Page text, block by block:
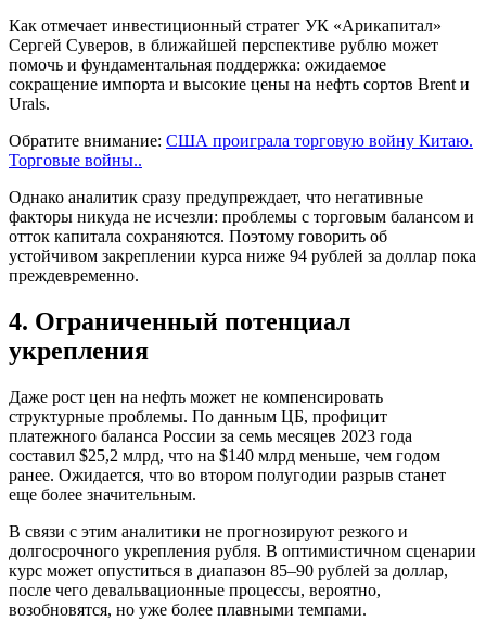
Как отмечает инвестиционный стратег УК «Арикапитал»
Сергей Суверов, в ближайшей перспективе рублю может
помочь и фундаментальная поддержка: ожидаемое
сокращение импорта и высокие цены на нефть сортов Brent и
Urals.
Обратите внимание: США проиграла торговую войну Китаю.
Торговые войны..
Однако аналитик сразу предупреждает, что негативные
факторы никуда не исчезли: проблемы с торговым балансом и
отток капитала сохраняются. Поэтому говорить об
устойчивом закреплении курса ниже 94 рублей за доллар пока
преждевременно.
4. Ограниченный потенциал
укрепления
Даже рост цен на нефть может не компенсировать
структурные проблемы. По данным ЦБ, профицит
платежного баланса России за семь месяцев 2023 года
составил $25,2 млрд, что на $140 млрд меньше, чем годом
ранее. Ожидается, что во втором полугодии разрыв станет
еще более значительным.
В связи с этим аналитики не прогнозируют резкого и
долгосрочного укрепления рубля. В оптимистичном сценарии
курс может опуститься в диапазон 85–90 рублей за доллар,
после чего девальвационные процессы, вероятно,
возобновятся, но уже более плавными темпами.